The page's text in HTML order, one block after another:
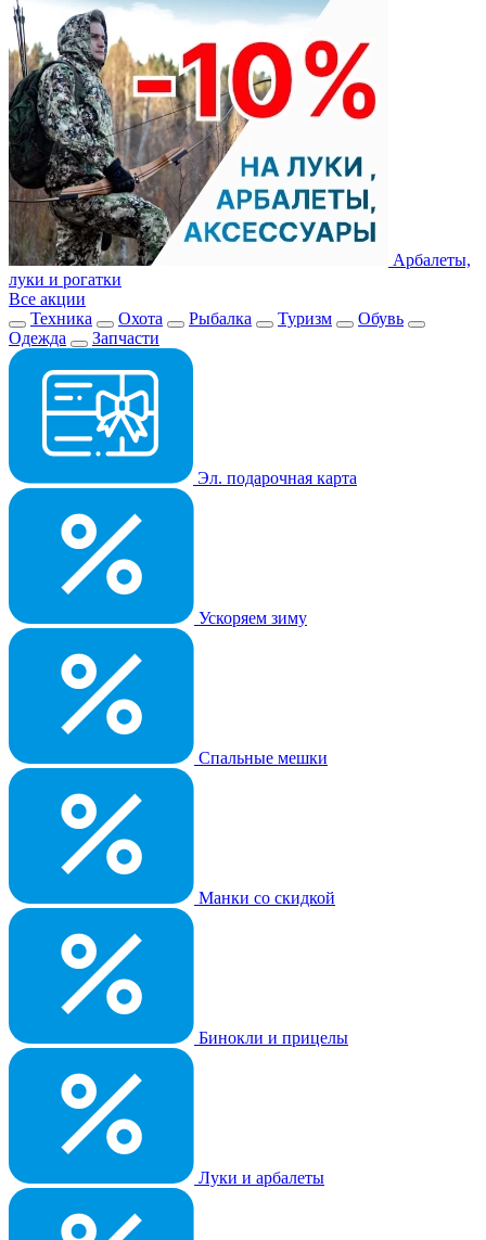
Арбалеты,
луки и рогатки
Все акции
Техника
Охота Рыбалка Туризм
Обувь
Одежда
Запчасти
Эл. подарочная карта
Ускоряем зиму
Спальные мешки
Манки со скидкой
Бинокли и прицелы
Луки и арбалеты